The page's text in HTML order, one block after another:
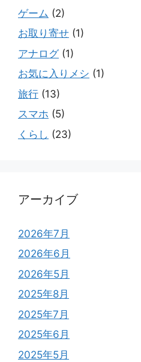
ゲーム (2)
お取り寄せ (1)
アナログ(1)
お気に入りメシ (1)
旅行 (13)
スマホ (5)
くらし (23)
アーカイブ
2026年7月
2026年6月
2026年5月
2025年8月
2025年7月
2025年6月
2025年5月